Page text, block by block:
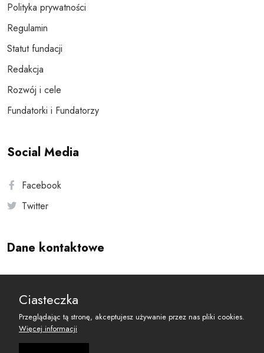
Polityka prywatności
Regulamin
Statut fundacji
Redakcja
Rozwój i cele
Fundatorki i Fundatorzy
Social Media
Facebook
Twitter
Dane kontaktowe
reset@resetobywatelski.pl
Ciasteczka
Przeglądając tą stronę, akceptujesz używanie przez nas pliki cookies.
Więcej informacji